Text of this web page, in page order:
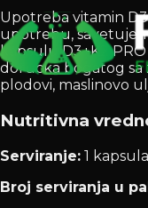
Upotreba vitamin
upotrebu,
kapsulu D3+K2
dorucka bogatog sa
plodovi, maslinovo
Nutritivna
Serviranje: 1 kapsula
Broj serviranja u